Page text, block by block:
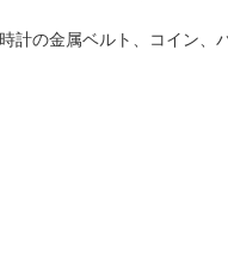
計の金属ベルト、コイン、